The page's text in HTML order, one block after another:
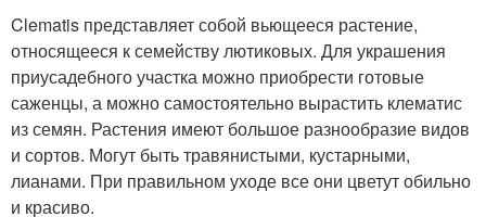
Clematis представляет собой вьющееся растение,
относящееся к семейству лютиковых. Для украшения
приусадебного участка можно приобрести готовые
саженцы, а можно самостоятельно вырастить клематис
из семян. Растения имеют большое разнообразие видов
и сортов. Могут быть травянистыми, кустарными,
лианами. При правильном уходе все они цветут обильно
и красиво.